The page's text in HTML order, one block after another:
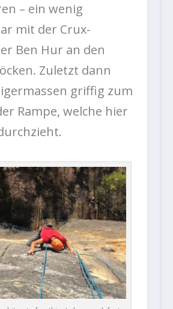
– ein wenig
mit der Crux-
Ben Hur an den
Zuletzt dann
griffig zum
Rampe, welche hier